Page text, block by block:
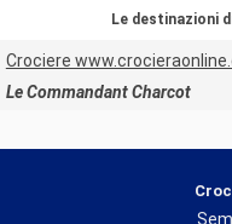
Le destinazioni
Crociere
Le Commandant Charcot